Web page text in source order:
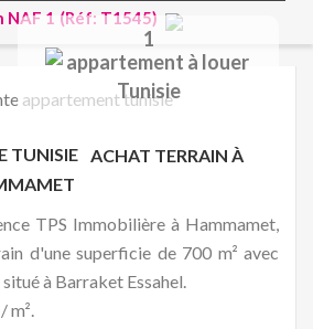
NAF 1 (Réf: T1545)
ACHAT TERRAIN À
TPS Immobilière à Hammamet,
d'une superficie de 700 m² avec
à Barraket Essahel.
m².